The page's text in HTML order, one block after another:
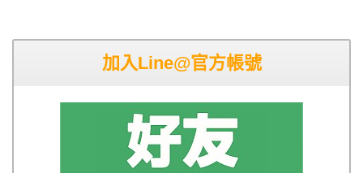
加入Line@官方帳號